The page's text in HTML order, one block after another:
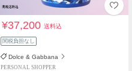
¥37,200送料込
関税負担なし
Dolce & Gabbana
PERSONAL SHOPPER